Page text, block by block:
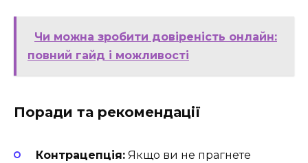
Чи можна зробити довіреність онлайн:
повний гайд і можливості
Поради та рекомендації
Контрацепція: Якщо ви не прагнете